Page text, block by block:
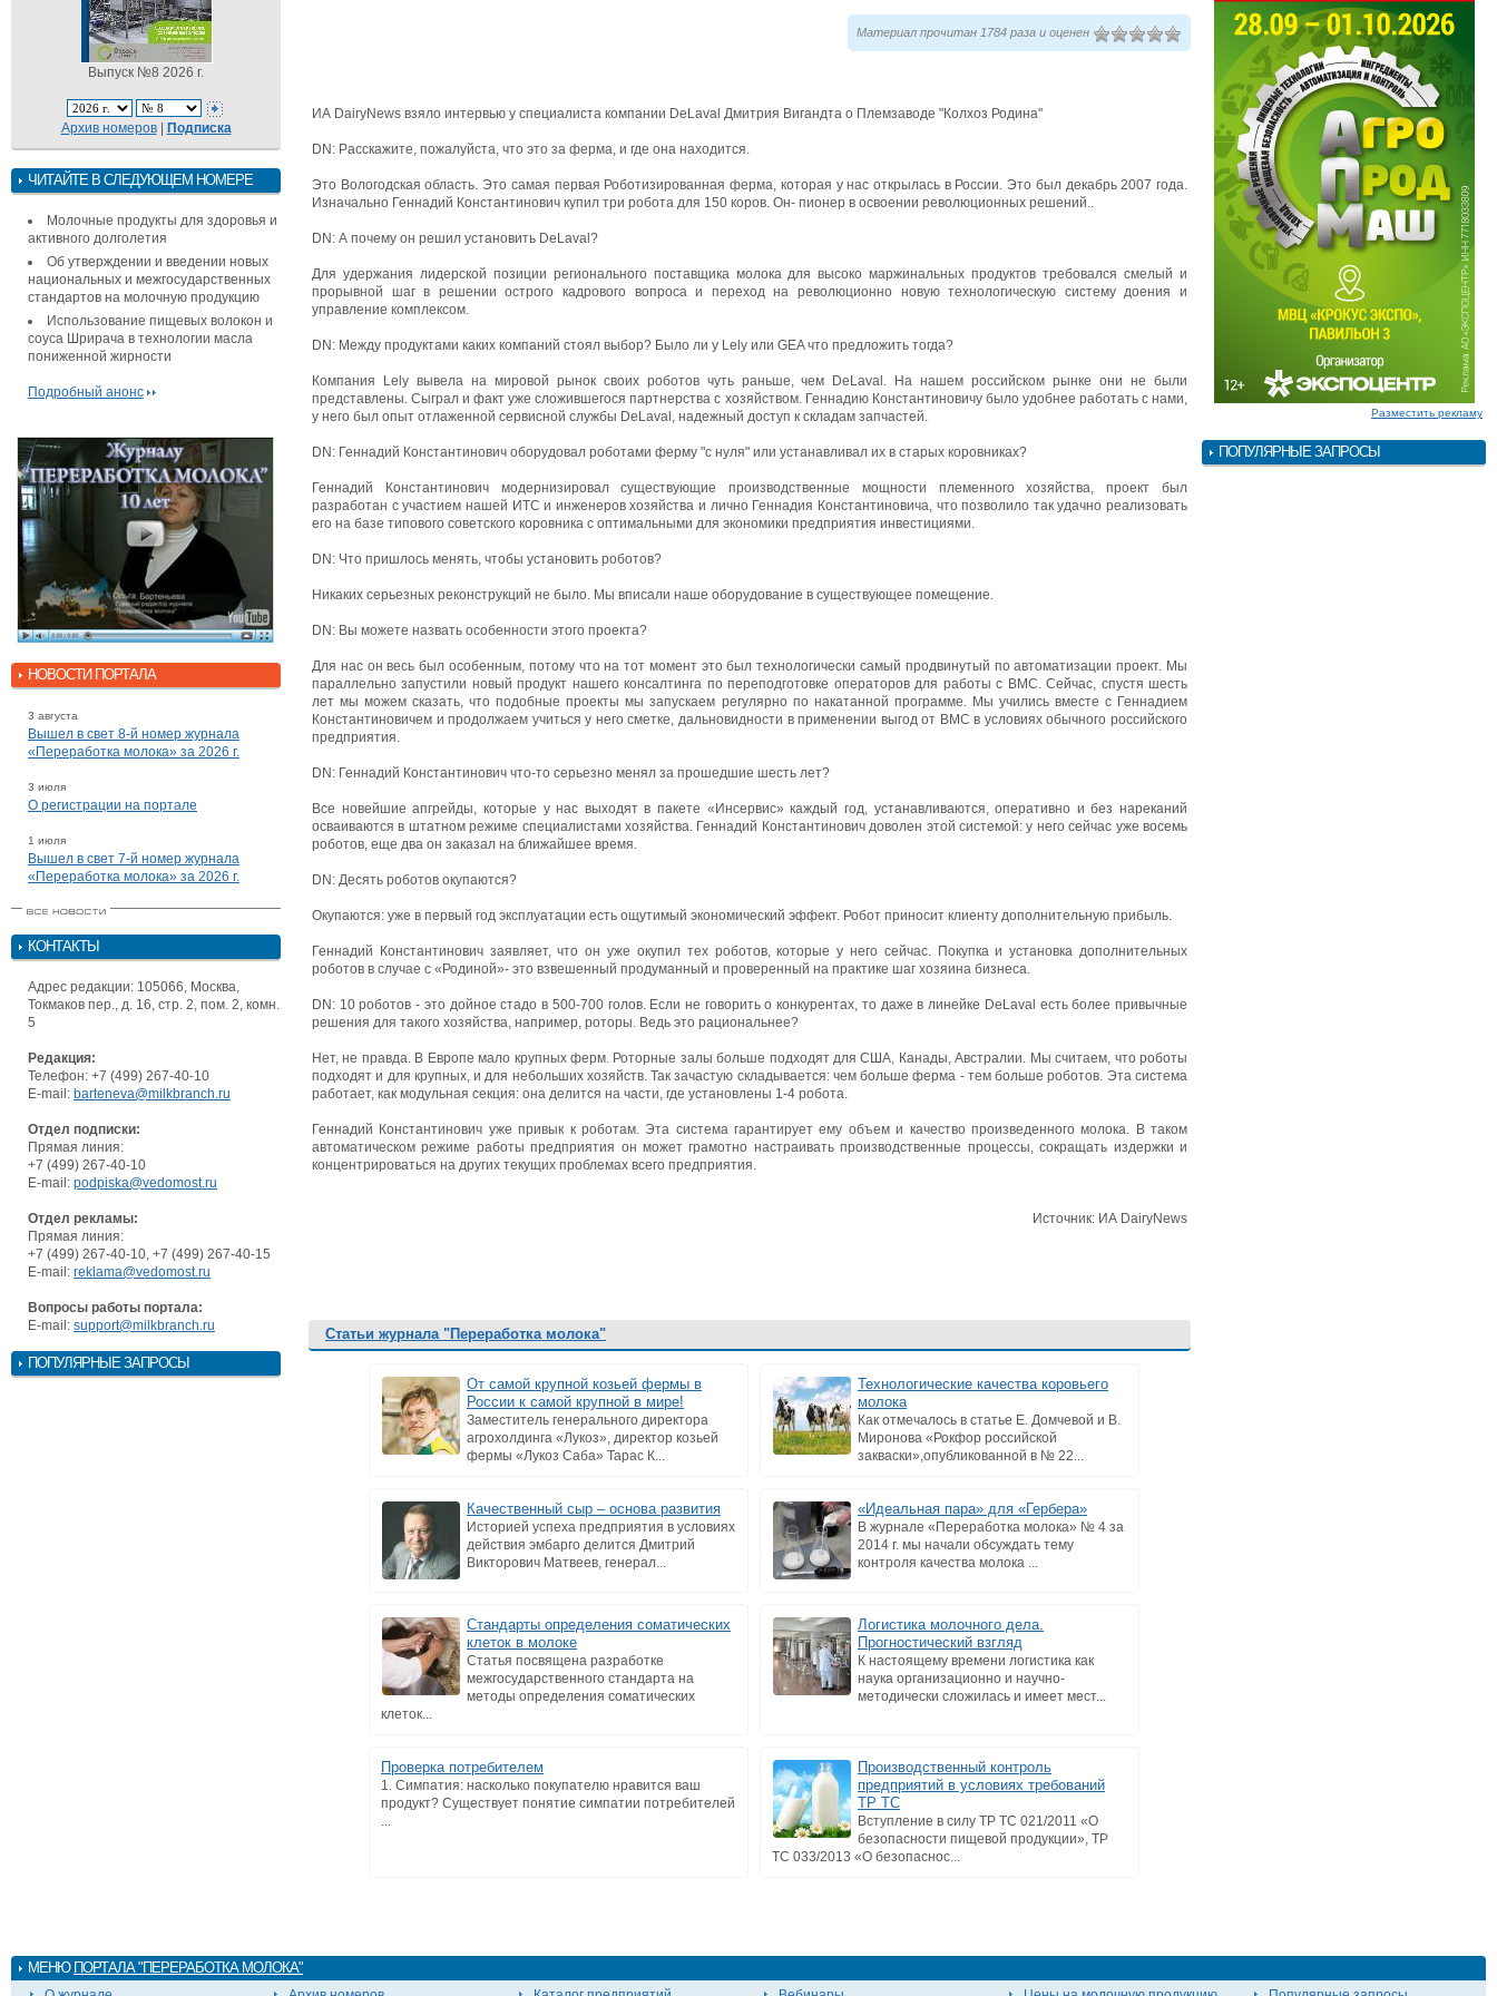
Выпуск №8 2026 г.
Архив номеров| Подписка
ЧИТАЙТЕ В СЛЕДУЮЩЕМ НОМЕРЕ
Молочные продукты для здоровья и
активного долголетия
Об утверждении и введении новых
национальных и межгосударственных
стандартов на молочную продукцию
Использование пищевых волокон и
соуса Шрирача в технологии масла
пониженной жирности
Подробный анонс
НОВОСТИ ПОРТАЛА
3 августа
Вышел в свет 8-й номер журнала
«Переработка молока» за 2026 г.
3 июля
О регистрации на портале
1 июля
Вышел в свет 7-й номер журнала
«Переработка молока» за 2026 г.
КОНТАКТЫ
Адрес редакции: 105066, Москва,
Токмаков пер., д. 16, стр. 2, пом. 2, комн.
5
Редакция:
Телефон: +7 (499) 267-40-10
E-mail: barteneva@milkbranch.ru
Отдел подписки:
Прямая линия:
+7 (499) 267-40-10
E-mail: podpiska@vedomost.ru
Отдел рекламы:
Прямая линия:
+7 (499) 267-40-10, +7 (499) 267-40-15
E-mail: reklama@vedomost.ru
Вопросы работы портала:
E-mail: support@milkbranch.ru
ПОПУЛЯРНЫЕ ЗАПРОСЫ
Материал прочитан 1784 раза и оценен
ИА DairyNews взяло интервью у специалиста компании DeLaval Дмитрия Вигандта о Племзаводе "Колхоз Родина"
DN: Расскажите, пожалуйста, что это за ферма, и где она находится.
Это Вологодская область. Это самая первая Роботизированная ферма, которая у нас открылась в России. Это был декабрь 2007 года.
Изначально Геннадий Константинович купил три робота для 150 коров. Он- пионер в освоении революционных решений..
DN: А почему он решил установить DeLaval?
Для удержания лидерской позиции регионального поставщика молока для высоко маржинальных продуктов требовался смелый и
прорывной шаг в решении острого кадрового вопроса и переход на революционно новую технологическую систему доения и
управление комплексом.
DN: Между продуктами каких компаний стоял выбор? Было ли у Lely или GEA что предложить тогда?
Компания Lely вывела на мировой рынок своих роботов чуть раньше, чем DeLaval. На нашем российском рынке они не были
представлены. Сыграл и факт уже сложившегося партнерства с хозяйством. Геннадию Константиновичу было удобнее работать с нами,
у него был опыт отлаженной сервисной службы DeLaval, надежный доступ к складам запчастей.
DN: Геннадий Константинович оборудовал роботами ферму "с нуля" или устанавливал их в старых коровниках?
Геннадий Константинович модернизировал существующие производственные мощности племенного хозяйства, проект был
разработан с участием нашей ИТС и инженеров хозяйства и лично Геннадия Константиновича, что позволило так удачно реализовать
его на базе типового советского коровника с оптимальными для экономики предприятия инвестициями.
DN: Что пришлось менять, чтобы установить роботов?
Никаких серьезных реконструкций не было. Мы вписали наше оборудование в существующее помещение.
DN: Вы можете назвать особенности этого проекта?
Для нас он весь был особенным, потому что на тот момент это был технологически самый продвинутый по автоматизации проект. Мы
параллельно запустили новый продукт нашего консалтинга по переподготовке операторов для работы с ВМС. Сейчас, спустя шесть
лет мы можем сказать, что подобные проекты мы запускаем регулярно по накатанной программе. Мы учились вместе с Геннадием
Константиновичем и продолжаем учиться у него сметке, дальновидности в применении выгод от ВМС в условиях обычного российского
предприятия.
DN: Геннадий Константинович что-то серьезно менял за прошедшие шесть лет?
Все новейшие апгрейды, которые у нас выходят в пакете «Инсервис» каждый год, устанавливаются, оперативно и без нареканий
осваиваются в штатном режиме специалистами хозяйства. Геннадий Константинович доволен этой системой: у него сейчас уже восемь
роботов, еще два он заказал на ближайшее время.
DN: Десять роботов окупаются?
Окупаются: уже в первый год эксплуатации есть ощутимый экономический эффект. Робот приносит клиенту дополнительную прибыль.
Геннадий Константинович заявляет, что он уже окупил тех роботов, которые у него сейчас. Покупка и установка дополнительных
роботов в случае с «Родиной»- это взвешенный продуманный и проверенный на практике шаг хозяина бизнеса.
DN: 10 роботов - это дойное стадо в 500-700 голов. Если не говорить о конкурентах, то даже в линейке DeLaval есть более привычные
решения для такого хозяйства, например, роторы. Ведь это рациональнее?
Нет, не правда. В Европе мало крупных ферм. Роторные залы больше подходят для США, Канады, Австралии. Мы считаем, что роботы
подходят и для крупных, и для небольших хозяйств. Так зачастую складывается: чем больше ферма - тем больше роботов. Эта система
работает, как модульная секция: она делится на части, где установлены 1-4 робота.
Геннадий Константинович уже привык к роботам. Эта система гарантирует ему объем и качество произведенного молока. В таком
автоматическом режиме работы предприятия он может грамотно настраивать производственные процессы, сокращать издержки и
концентрироваться на других текущих проблемах всего предприятия.
Источник: ИА DairyNews
Статьи журнала "Переработка молока"
От самой крупной козьей фермы в
России к самой крупной в мире!
Заместитель генерального директора
агрохолдинга «Лукоз», директор козьей
фермы «Лукоз Саба» Тарас К...
Технологические качества коровьего
молока
Как отмечалось в статье Е. Домчевой и В.
Миронова «Рокфор российской
закваски»,опубликованной в № 22...
Качественный сыр – основа развития
Историей успеха предприятия в условиях
действия эмбарго делится Дмитрий
Викторович Матвеев, генерал...
«Идеальная пара» для «Гербера»
В журнале «Переработка молока» № 4 за
2014 г. мы начали обсуждать тему
контроля качества молока ...
Стандарты определения соматических
клеток в молоке
Статья посвящена разработке
межгосударственного стандарта на
методы определения соматических
клеток...
Логистика молочного дела.
Прогностический взгляд
К настоящему времени логистика как
наука организационно и научно-
методически сложилась и имеет мест...
Проверка потребителем
1. Симпатия: насколько покупателю нравится ваш
продукт? Существует понятие симпатии потребителей
...
Производственный контроль
предприятий в условиях требований
ТР ТС
Вступление в силу ТР ТС 021/2011 «О
безопасности пищевой продукции», ТР
ТС 033/2013 «О безопаснос...
Разместить рекламу
ПОПУЛЯРНЫЕ ЗАПРОСЫ
МЕНЮ ПОРТАЛА "ПЕРЕРАБОТКА МОЛОКА"